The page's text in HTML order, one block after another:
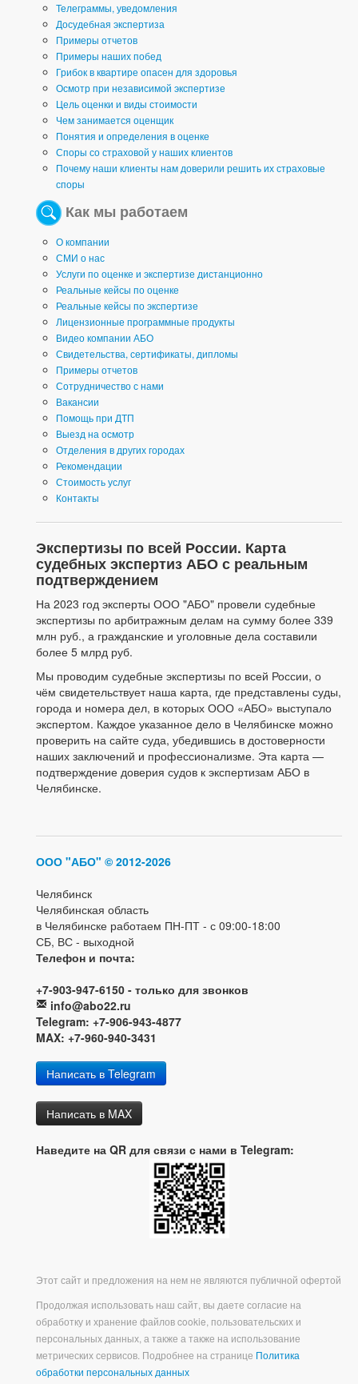
Телеграммы, уведомления
Досудебная экспертиза
Примеры отчетов
Примеры наших побед
Грибок в квартире опасен для здоровья
Осмотр при независимой экспертизе
Цель оценки и виды стоимости
Чем занимается оценщик
Понятия и определения в оценке
Споры со страховой у наших клиентов
Почему наши клиенты нам доверили решить их страховые
споры
Как мы работаем
О компании
СМИ о нас
Услуги по оценке и экспертизе дистанционно
Реальные кейсы по оценке
Реальные кейсы по экспертизе
Лицензионные программные продукты
Видео компании АБО
Свидетельства, сертификаты, дипломы
Примеры отчетов
Сотрудничество с нами
Вакансии
Помощь при ДТП
Выезд на осмотр
Отделения в других городах
Рекомендации
Стоимость услуг
Контакты
Экспертизы по всей России. Карта
судебных экспертиз АБО с реальным
подтверждением
На 2023 год эксперты ООО "АБО" провели судебные
экспертизы по арбитражным делам на сумму более 339
млн руб., а гражданские и уголовные дела составили
более 5 млрд руб.
Мы проводим судебные экспертизы по всей России, о
чём свидетельствует наша карта, где представлены суды,
города и номера дел, в которых ООО «АБО» выступало
экспертом. Каждое указанное дело в Челябинске можно
проверить на сайте суда, убедившись в достоверности
наших заключений и профессионализме. Эта карта —
подтверждение доверия судов к экспертизам АБО в
Челябинске.
ООО "АБО" © 2012-2026
Челябинск
Челябинская область
в Челябинске работаем ПН-ПТ - с 09:00-18:00
СБ, ВС - выходной
Телефон и почта:
+7-903-947-6150 - только для звонков
info@abo22.ru
Telegram: +7-906-943-4877
MAX: +7-960-940-3431
Написать в Telegram
Написать в MAX
Наведите на QR для связи с нами в Telegram:
Этот сайт и предложения на нем не являются публичной офертой
Продолжая использовать наш сайт, вы даете согласие на
обработку и хранение файлов cookie, пользовательских и
персональных данных, а также а также на использование
метрических сервисов. Подробнее на странице Политика
обработки персональных данных